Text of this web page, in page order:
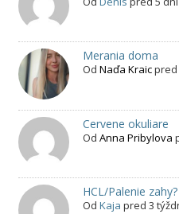
Merania doma
Od Naďa Kraicpred
Cervene okuliare
Od Anna Pribylova
HCL/Palenie
Od Kaja pred 3